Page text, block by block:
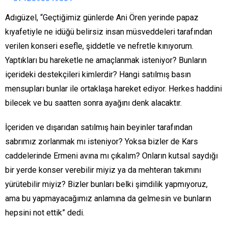
Adıgüzel, “Geçtiğimiz günlerde Ani Ören yerinde papaz
kıyafetiyle ne idüğü belirsiz insan müsveddeleri tarafından
verilen konseri esefle, şiddetle ve nefretle kınıyorum.
Yaptıkları bu hareketle ne amaçlanmak isteniyor? Bunların
içerideki destekçileri kimlerdir? Hangi satılmış basın
mensupları bunlar ile ortaklaşa hareket ediyor. Herkes haddini
bilecek ve bu saatten sonra ayağını denk alacaktır.
İçeriden ve dışarıdan satılmış hain beyinler tarafından
sabrımız zorlanmak mı isteniyor? Yoksa bizler de Kars
caddelerinde Ermeni avına mı çıkalım? Onların kutsal saydığı
bir yerde konser verebilir miyiz ya da mehteran takımını
yürütebilir miyiz? Bizler bunları belki şimdilik yapmıyoruz,
ama bu yapmayacağımız anlamına da gelmesin ve bunların
hepsini not ettik” dedi.